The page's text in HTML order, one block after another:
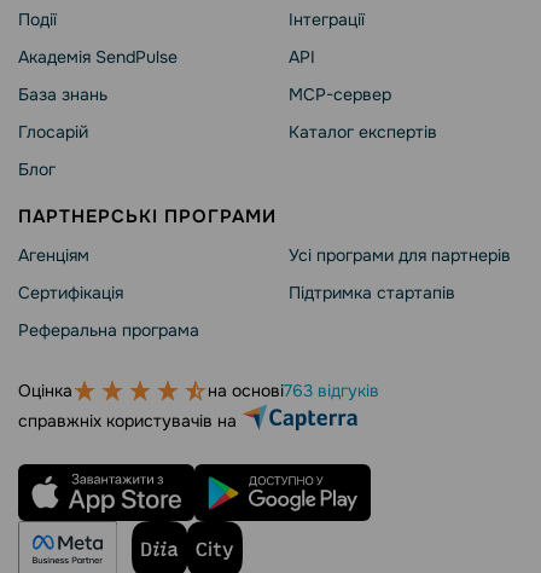
Події
Академія SendPulse
База знань
Глосарій
Блог
Інтеграції
API
MCP-сервер
Каталог експертів
ПАРТНЕРСЬКІ ПРОГРАМИ
Агенціям
Сертифікація
Реферальна програма
Усі програми для партнерів
Підтримка стартапів
Оцінка на основі763 відгуків
справжніх користувачів на